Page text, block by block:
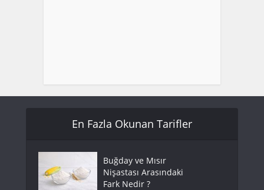
En Fazla Okunan Tarifler
Buğday ve Mısır
Nişastası Arasındaki
Fark Nedir ?